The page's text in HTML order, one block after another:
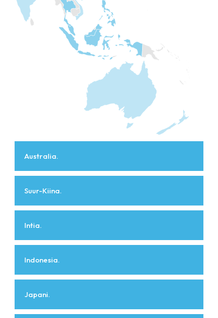
Australia.
Suur-Kiina.
Intia.
Indonesia.
Japani.